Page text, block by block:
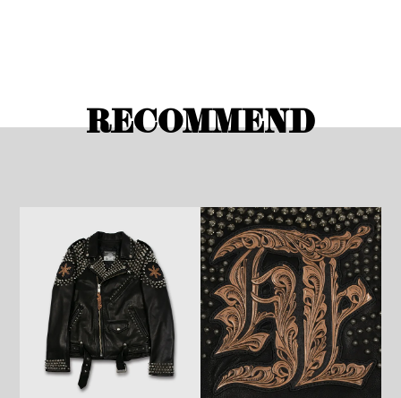
RECOMMEND